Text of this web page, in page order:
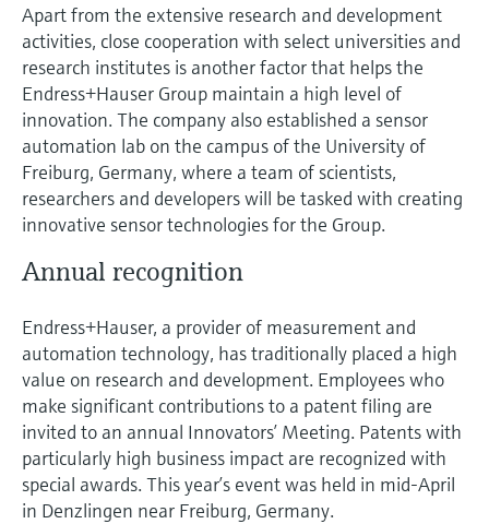
Apart from the extensive research and development
activities, close cooperation with select universities and
research institutes is another factor that helps the
Endress+Hauser Group maintain a high level of
innovation. The company also established a sensor
automation lab on the campus of the University of
Freiburg, Germany, where a team of scientists,
researchers and developers will be tasked with creating
innovative sensor technologies for the Group.
Annual recognition
Endress+Hauser, a provider of measurement and
automation technology, has traditionally placed a high
value on research and development. Employees who
make significant contributions to a patent filing are
invited to an annual Innovators’ Meeting. Patents with
particularly high business impact are recognized with
special awards. This year’s event was held in mid-April
in Denzlingen near Freiburg, Germany.